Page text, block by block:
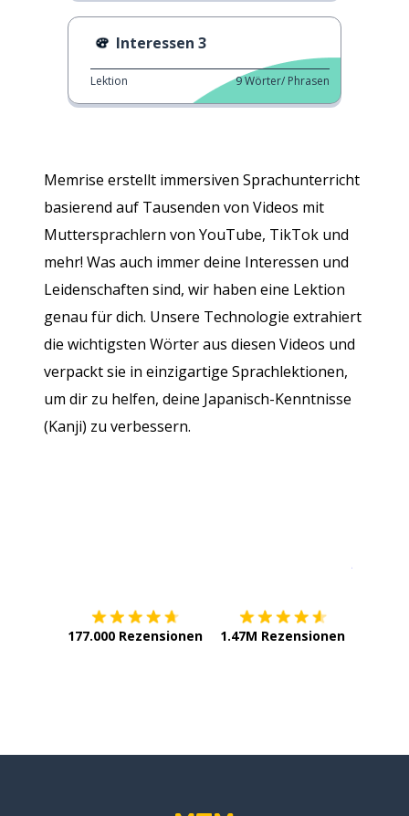
Memrise erstellt immersiven Sprachunterricht
basierend auf Tausenden von Videos mit
Muttersprachlern von YouTube, TikTok und
mehr! Was auch immer deine Interessen und
Leidenschaften sind, wir haben eine Lektion
genau für dich. Unsere Technologie extrahiert
die wichtigsten Wörter aus diesen Videos und
verpackt sie in einzigartige Sprachlektionen,
um dir zu helfen, deine Japanisch-Kenntnisse
(Kanji) zu verbessern.
Interessen 3
Lektion 9Wörter/ Phrasen
177.000 Rezensionen 1.47M Rezensionen